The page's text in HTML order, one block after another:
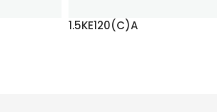
1.5KE120(C)A